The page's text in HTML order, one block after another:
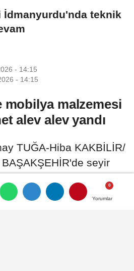
Yorumlar
darbetti
İdmanyurdu'nda teknik
- 14:15
- 14:15
mobilya malzemesi
alev alev yandı
TUĞA-Hiba KAKBİLİR/
seyir
yandı
Yorumlar